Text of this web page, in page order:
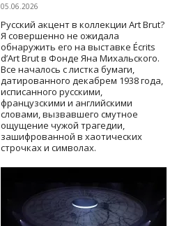
05.06.2026
Русский акцент в коллекции Art Brut?
Я совершенно не ожидала
обнаружить его на выставке Écrits
d’Art Brut в Фонде Яна Михальского.
Все началось с листка бумаги,
датированного декабрем 1938 года,
исписанного русскими,
французскими и английскими
словами, вызвавшего смутное
ощущение чужой трагедии,
зашифрованной в хаотических
строчках и символах.